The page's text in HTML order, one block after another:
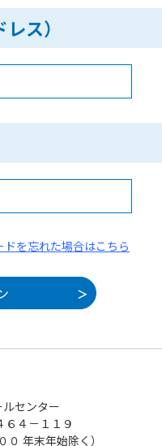
ス）
ドを忘れた場合はこちら
センター
４－１１９
年末年始除く）